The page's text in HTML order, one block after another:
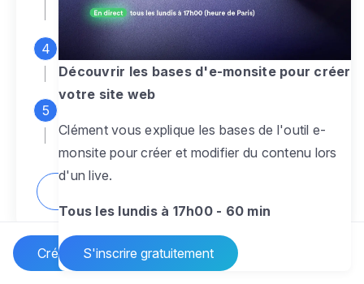
Créer un site Internet
à votre image
Ajoutez des pagessans limite pour
présenter votre activité, votre passion
pour rendre votre site dynamique
Découvrir les bases d'e-monsite pour créer
votre site web
Clément vous explique les bases de l'outil e-
monsite pour créer et modifier du contenu lors
d'un live.
Tous les lundis à 17h00 - 60 min
S'inscrire gratuitement